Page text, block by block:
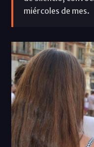
miércoles de mes.